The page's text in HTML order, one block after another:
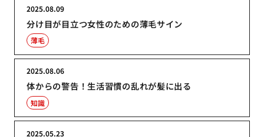
分け目が目立つ女性のための薄毛サイン
2025.08.09
薄毛
体からの警告！生活習慣の乱れが髪に出る
2025.08.06
知識
2025.05.23